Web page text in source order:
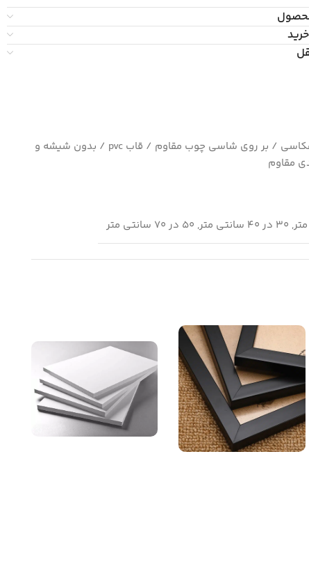
چاپ بسیار با کیفیت کاغذ سیلک عکاسی / بر روی شاسی چوب مقاوم / قاب pvc / بدون شیشه و
مقاوم